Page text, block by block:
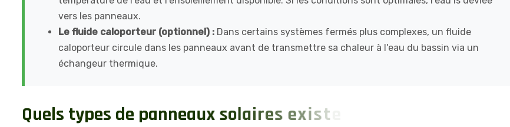
vers les panneaux.
Le fluide caloporteur (optionnel) : Dans certains systèmes fermés plus complexes, un fluide
caloporteur circule dans les panneaux avant de transmettre sa chaleur à l'eau du bassin via un
échangeur thermique.
Quels types de panneauxsolaires existen